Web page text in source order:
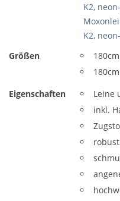
K2,
K2,
Größen
Eigenschaften
Leine
inkl.